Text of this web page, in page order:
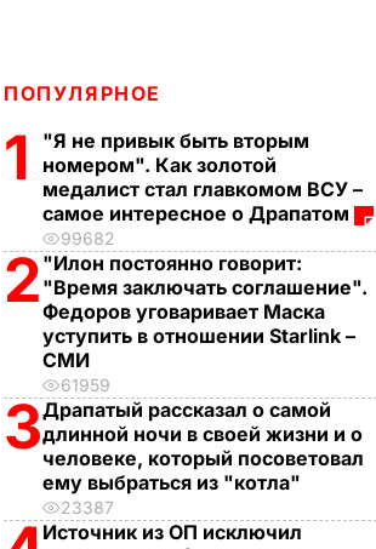
ПОПУЛЯРНОЕ
1
"Я не привык быть вторым
номером". Как золотой
медалист стал главкомом ВСУ –
самое интересное о Драпатом
99682
2 "Илон постоянно говорит:
"Время заключать соглашение".
Федоров уговаривает Маска
уступить в отношении Starlink –
СМИ
61959
3Драпатый рассказал о самой
длинной ночи в своей жизни и о
человеке, который посоветовал
ему выбраться из "котла"
23387
Источник из ОП исключил